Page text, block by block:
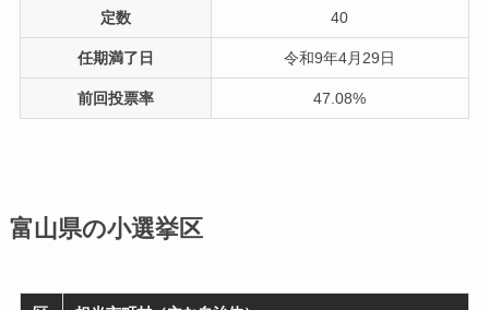
定数 40
任期満了日 令和9年4月29日
前回投票率 47.08%
富山県の小選挙区